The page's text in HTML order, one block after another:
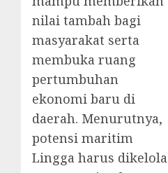
nilai tambah bagi
masyarakat serta
membuka ruang
pertumbuhan
ekonomi baru di
daerah. Menurutnya,
potensi maritim
Lingga harus dikelola